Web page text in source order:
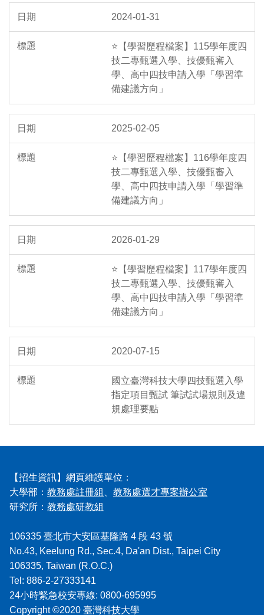
2024-01-31
⭐【學習歷程檔案】115學年度四
技二專甄選入學、技優甄審入
學、高中四技申請入學「學習準
備建議方向」
2025-02-05
⭐【學習歷程檔案】116學年度四
技二專甄選入學、技優甄審入
學、高中四技申請入學「學習準
備建議方向」
2026-01-29
⭐【學習歷程檔案】117學年度四
技二專甄選入學、技優甄審入
學、高中四技申請入學「學習準
備建議方向」
2020-07-15
國立臺灣科技大學四技甄選入學
指定項目甄試 筆試試場規則及違
規處理要點
【招生資訊】網頁維護單位：
大學部： 教務處註冊組
教務處選才專案辦公室
研究所： 教務處研教組
106335 臺北市大安區基隆路 4 段 43 號
No.43, Keelung Rd., Sec.4, Da'an Dist., Taipei City
106335, Taiwan (R.O.C.)
Tel: 886-2-27333141
24小時緊急校安專線: 0800-695995
Copyright ©2020 臺灣科技大學